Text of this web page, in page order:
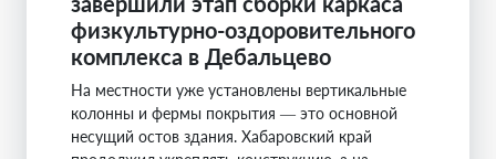
физкультурно-оздоровительного
комплекса в Дебальцево
На местности уже установлены вертикальные
колонны и фермы покрытия — это основной
несущий остов здания. Хабаровский край